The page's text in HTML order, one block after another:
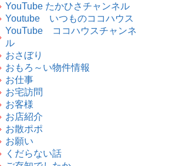
YouTube たかひさチャンネル
Youtube いつものココハウス
YouTube ココハウスチャンネ
ル
おさぼり
おもろ～い物件情報
お仕事
お宅訪問
お客様
お店紹介
お散ポポ
お願い
くだらない話